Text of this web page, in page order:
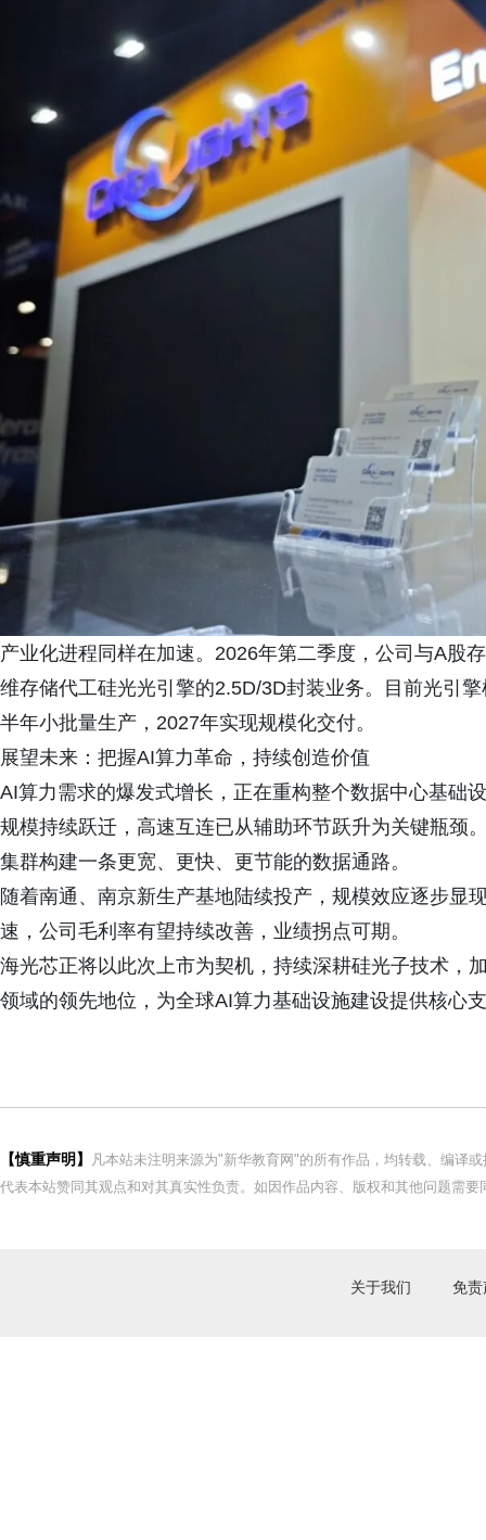
产业化进程同样在加速。2026年第二季度，公司与A股
维存储代工硅光光引擎的2.5D/3D封装业务。目前光引
半年小批量生产，2027年实现规模化交付。
展望未来：把握AI算力革命，持续创造价值
AI算力需求的爆发式增长，正在重构整个数据中心基础
规模持续跃迁，高速互连已从辅助环节跃升为关键瓶颈
集群构建一条更宽、更快、更节能的数据通路。
随着南通、南京新生产基地陆续投产，规模效应逐步显
速，公司毛利率有望持续改善，业绩拐点可期。
海光芯正将以此次上市为契机，持续深耕硅光子技术，
领域的领先地位，为全球AI算力基础设施建设提供核心
【慎重声明】
凡本站未注明来源为"新华教育网"的所有作品，均转载、编译
代表本站赞同其观点和对其真实性负责。如因作品内容、版权和其他问题需
关于我们 免责